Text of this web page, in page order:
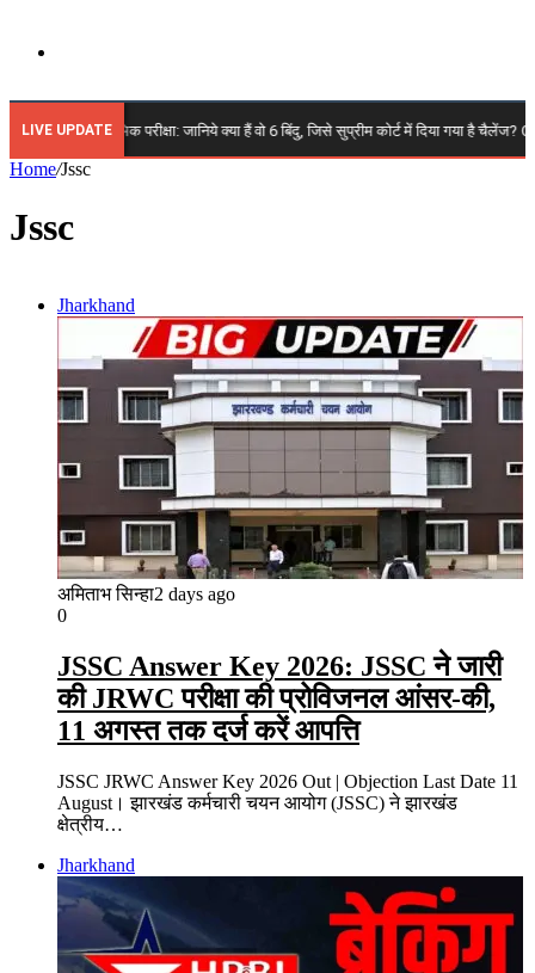
for
LIVE UPDATE
14वीं प्रारंभिक परीक्षा: जानिये क्या हैं वो 6 बिंदु, जिसे सुप्रीम कोर्ट में दिया गया है चैलेंज?
Home/Jssc
Jssc
Jharkhand
अमिताभ सिन्हा2 days ago
0
JSSC Answer Key 2026: JSSC ने जारी
की JRWC परीक्षा की प्रोविजनल आंसर-की,
11 अगस्त तक दर्ज करें आपत्ति
JSSC JRWC Answer Key 2026 Out | Objection Last Date 11
August। झारखंड कर्मचारी चयन आयोग (JSSC) ने झारखंड
क्षेत्रीय…
Jharkhand